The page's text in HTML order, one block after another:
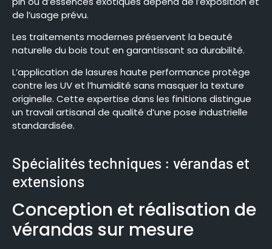
de l’usage prévu.
Les traitements modernes préservent la beauté
naturelle du bois tout en garantissant sa durabilité.
L’application de lasures haute performance protège
contre les UV et l’humidité sans masquer la texture
originelle. Cette expertise dans les finitions distingue
un travail artisanal de qualité d’une pose industrielle
standardisée.
Spécialités techniques : vérandas et
extensions
Conception et réalisation de
vérandas sur mesure